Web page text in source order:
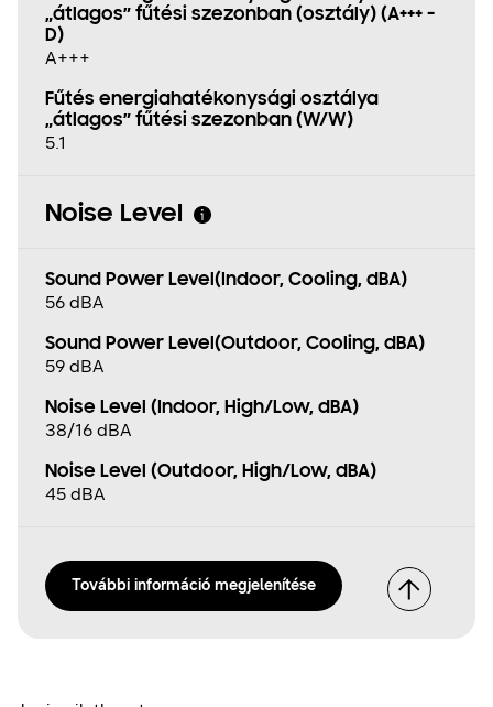
„átlagos” fűtési szezonban (osztály) (A+++ -
D)
A+++
Fűtés energiahatékonysági osztálya
„átlagos” fűtési szezonban (W/W)
5.1
Noise Level
Sound Power Level(Indoor, Cooling, dBA)
56 dBA
Sound Power Level(Outdoor, Cooling, dBA)
59 dBA
Noise Level (Indoor, High/Low, dBA)
38/16 dBA
Noise Level (Outdoor, High/Low, dBA)
45 dBA
További információ megjelenítése